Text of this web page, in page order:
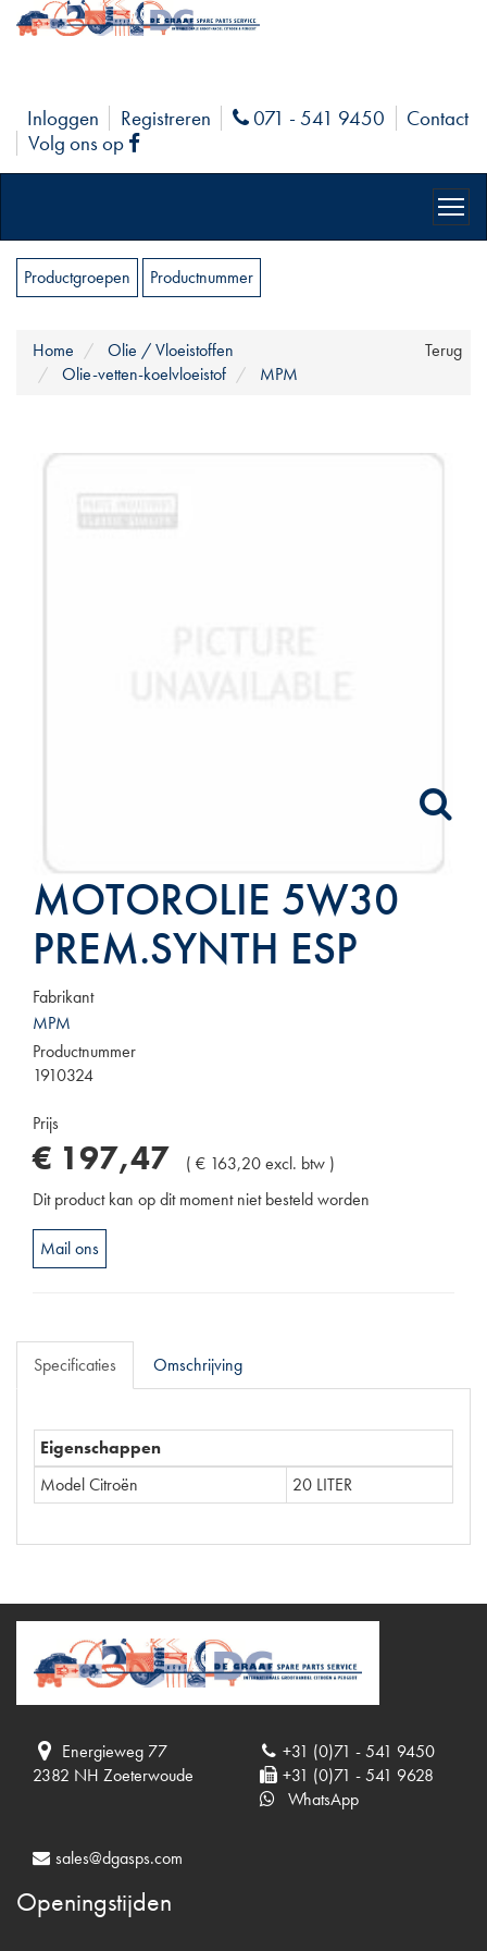
Inloggen Registreren Phone
071 - 541 9450
Contact
Volg ons op
Facebook
Productgroepen Productnummer
Terug
Home
Olie / Vloeistoffen
Olie-vetten-koelvloeistof
MPM
MOTOROLIE 5W30
PREM.SYNTH ESP
Fabrikant
MPM
Productnummer
1910324
Prijs
€ 197,47 ( € 163,20excl. btw )
Dit product kan op dit moment niet besteld worden
Mail ons
Specificaties Omschrijving
Eigenschappen
Model Citroën
20 LITER
Energieweg 77
2382 NH Zoeterwoude
+31 (0)71 - 541 9450
+31 (0)71 - 541 9628
WhatsApp
sales@dgasps.com
Openingstijden